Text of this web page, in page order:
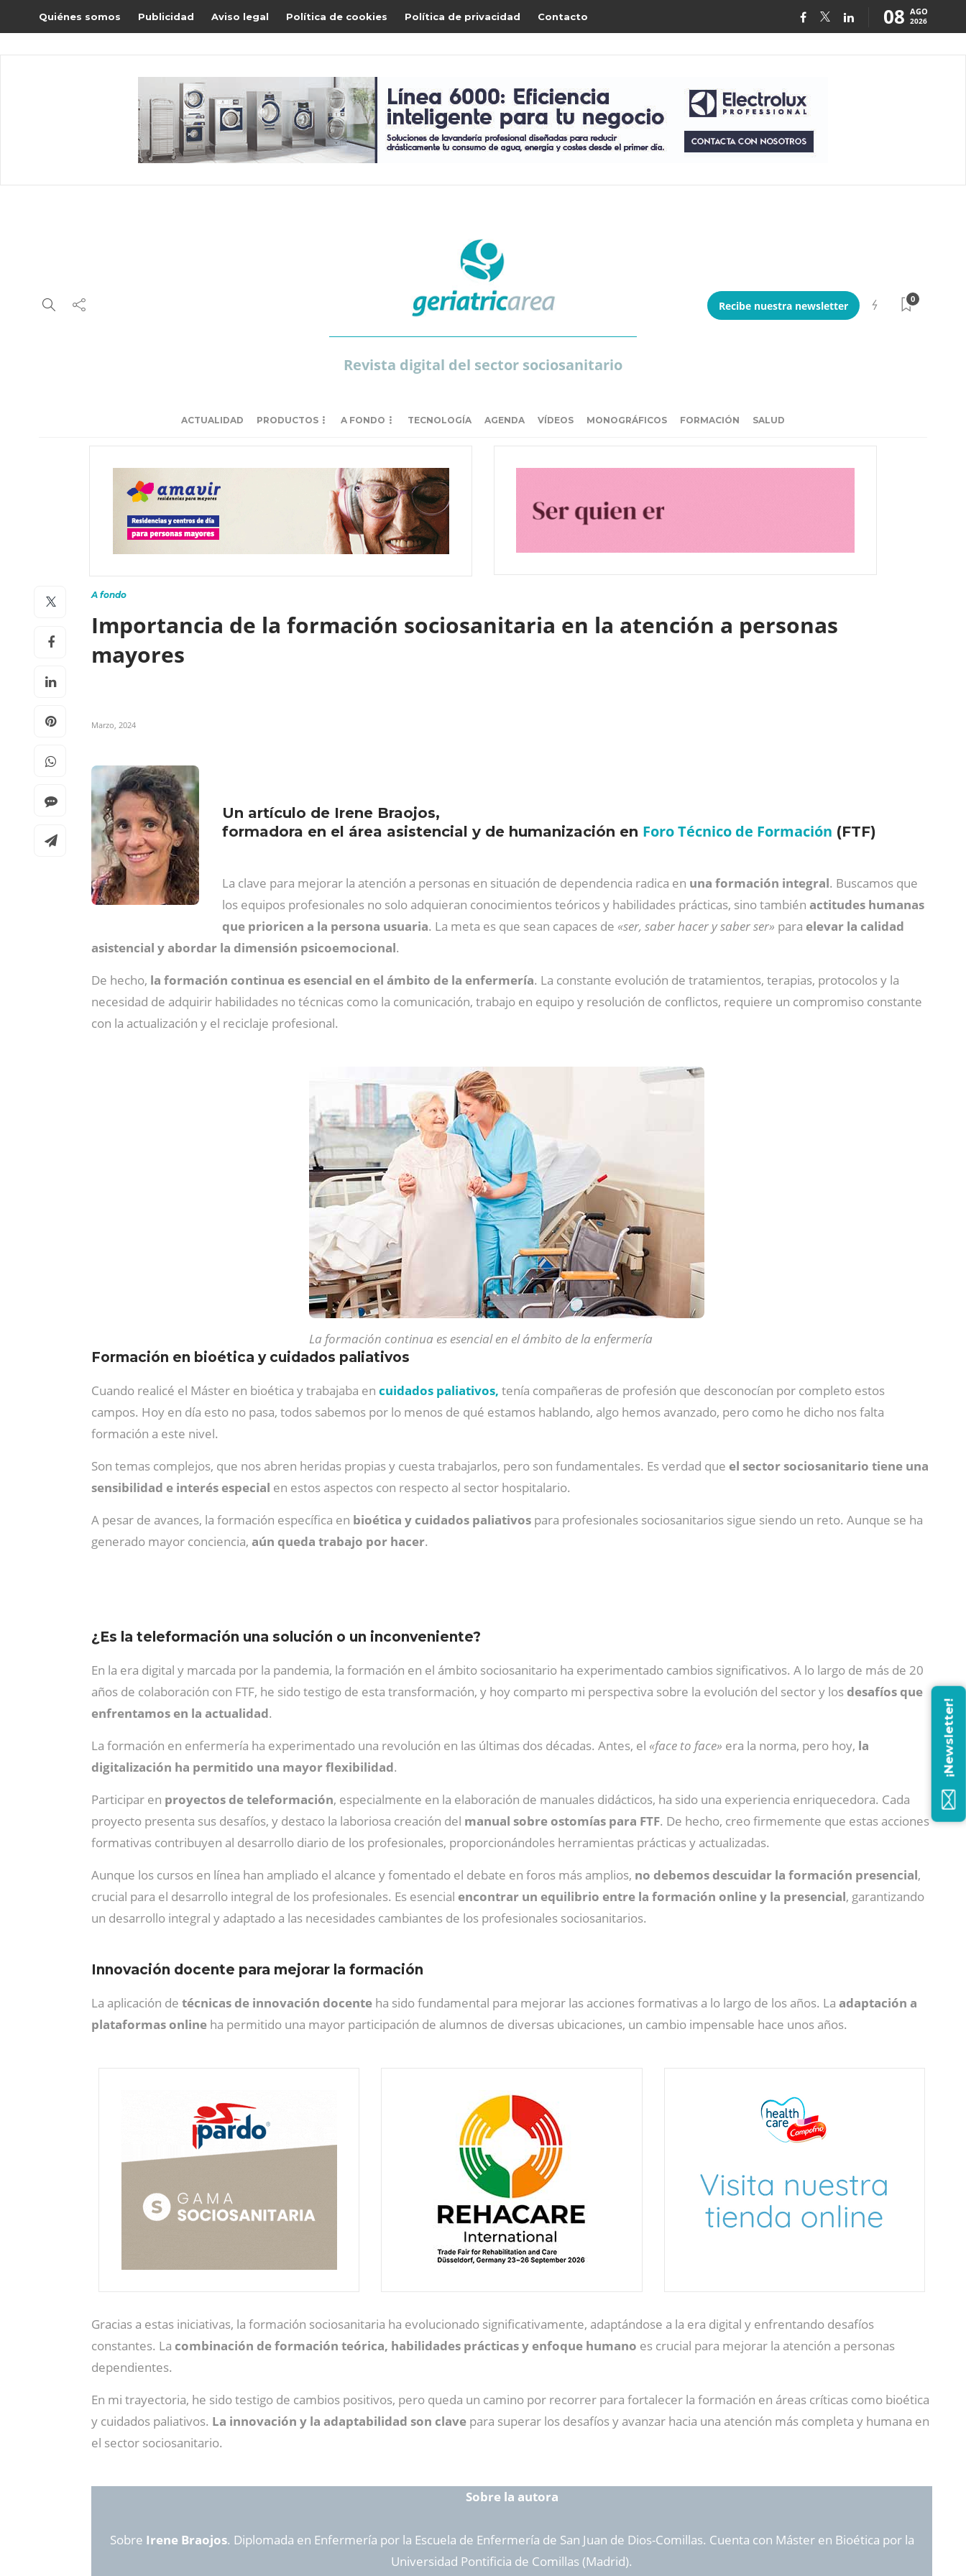
Quiénes somos Publicidad Aviso legal Política de cookies Política de privacidad Contacto 08 AGO
2026
Revista digital del sector sociosanitario
Recibe nuestra newsletter
0
ACTUALIDAD PRODUCTOS A FONDO TECNOLOGÍA AGENDA VÍDEOS MONOGRÁFICOS FORMACIÓN SALUD
A fondo
Importancia de la formación sociosanitaria en la atención a personas
mayores
Marzo, 2024
Un artículo de Irene Braojos,
formadora en el área asistencial y de humanización en Foro Técnico de Formación (FTF)
La clave para mejorar la atención a personas en situación de dependencia radica en una formación integral. Buscamos que
los equipos profesionales no solo adquieran conocimientos teóricos y habilidades prácticas, sino también actitudes humanas
que prioricen a la persona usuaria. La meta es que sean capaces de «ser, saber hacer y saber ser» para elevar la calidad
asistencial y abordar la dimensión psicoemocional.
De hecho, la formación continua es esencial en el ámbito de la enfermería. La constante evolución de tratamientos, terapias, protocolos y la
necesidad de adquirir habilidades no técnicas como la comunicación, trabajo en equipo y resolución de conflictos, requiere un compromiso constante
con la actualización y el reciclaje profesional.
La formación continua es esencial en el ámbito de la enfermería
Formación en bioética y cuidados paliativos
Cuando realicé el Máster en bioética y trabajaba en cuidados paliativos, tenía compañeras de profesión que desconocían por completo estos
campos. Hoy en día esto no pasa, todos sabemos por lo menos de qué estamos hablando, algo hemos avanzado, pero como he dicho nos falta
formación a este nivel.
Son temas complejos, que nos abren heridas propias y cuesta trabajarlos, pero son fundamentales. Es verdad que el sector sociosanitario tiene una
sensibilidad e interés especial en estos aspectos con respecto al sector hospitalario.
A pesar de avances, la formación específica en bioética y cuidados paliativos para profesionales sociosanitarios sigue siendo un reto. Aunque se ha
generado mayor conciencia, aún queda trabajo por hacer.
¿Es la teleformación una solución o un inconveniente?
En la era digital y marcada por la pandemia, la formación en el ámbito sociosanitario ha experimentado cambios significativos. A lo largo de más de 20
años de colaboración con FTF, he sido testigo de esta transformación, y hoy comparto mi perspectiva sobre la evolución del sector y los desafíos que
enfrentamos en la actualidad.
La formación en enfermería ha experimentado una revolución en las últimas dos décadas. Antes, el «face to face» era la norma, pero hoy, la
digitalización ha permitido una mayor flexibilidad.
Participar en proyectos de teleformación, especialmente en la elaboración de manuales didácticos, ha sido una experiencia enriquecedora. Cada
proyecto presenta sus desafíos, y destaco la laboriosa creación del manual sobre ostomías para FTF. De hecho, creo firmemente que estas acciones
formativas contribuyen al desarrollo diario de los profesionales, proporcionándoles herramientas prácticas y actualizadas.
Aunque los cursos en línea han ampliado el alcance y fomentado el debate en foros más amplios, no debemos descuidar la formación presencial,
crucial para el desarrollo integral de los profesionales. Es esencial encontrar un equilibrio entre la formación online y la presencial, garantizando
un desarrollo integral y adaptado a las necesidades cambiantes de los profesionales sociosanitarios.
Innovación docente para mejorar la formación
La aplicación de técnicas de innovación docente ha sido fundamental para mejorar las acciones formativas a lo largo de los años. La adaptación a
plataformas online ha permitido una mayor participación de alumnos de diversas ubicaciones, un cambio impensable hace unos años.
Gracias a estas iniciativas, la formación sociosanitaria ha evolucionado significativamente, adaptándose a la era digital y enfrentando desafíos
constantes. La combinación de formación teórica, habilidades prácticas y enfoque humano es crucial para mejorar la atención a personas
dependientes.
En mi trayectoria, he sido testigo de cambios positivos, pero queda un camino por recorrer para fortalecer la formación en áreas críticas como bioética
y cuidados paliativos. La innovación y la adaptabilidad son clave para superar los desafíos y avanzar hacia una atención más completa y humana en
el sector sociosanitario.
Sobre la autora
Sobre Irene Braojos. Diplomada en Enfermería por la Escuela de Enfermería de San Juan de Dios-Comillas. Cuenta con Máster en Bioética por la
Universidad Pontificia de Comillas (Madrid).
¡Newsletter!